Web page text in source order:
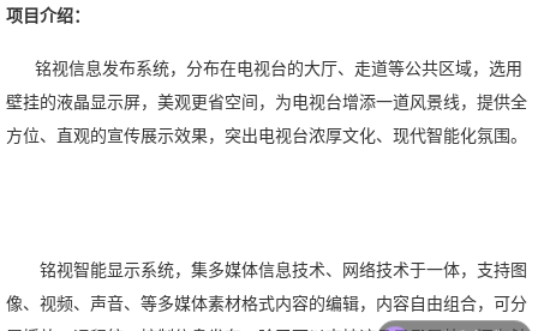
项目介绍：
铭视信息发布系统，分布在电视台的大厅、走道等公共区域，选用
壁挂的液晶显示屏，美观更省空间，为电视台增添一道风景线，提供全
方位、直观的宣传展示效果，突出电视台浓厚文化、现代智能化氛围。
铭视智能显示系统，集多媒体信息技术、网络技术于一体，支持图
像、视频、声音、等多媒体素材格式内容的编辑，内容自由组合，可分
有联系方式吗